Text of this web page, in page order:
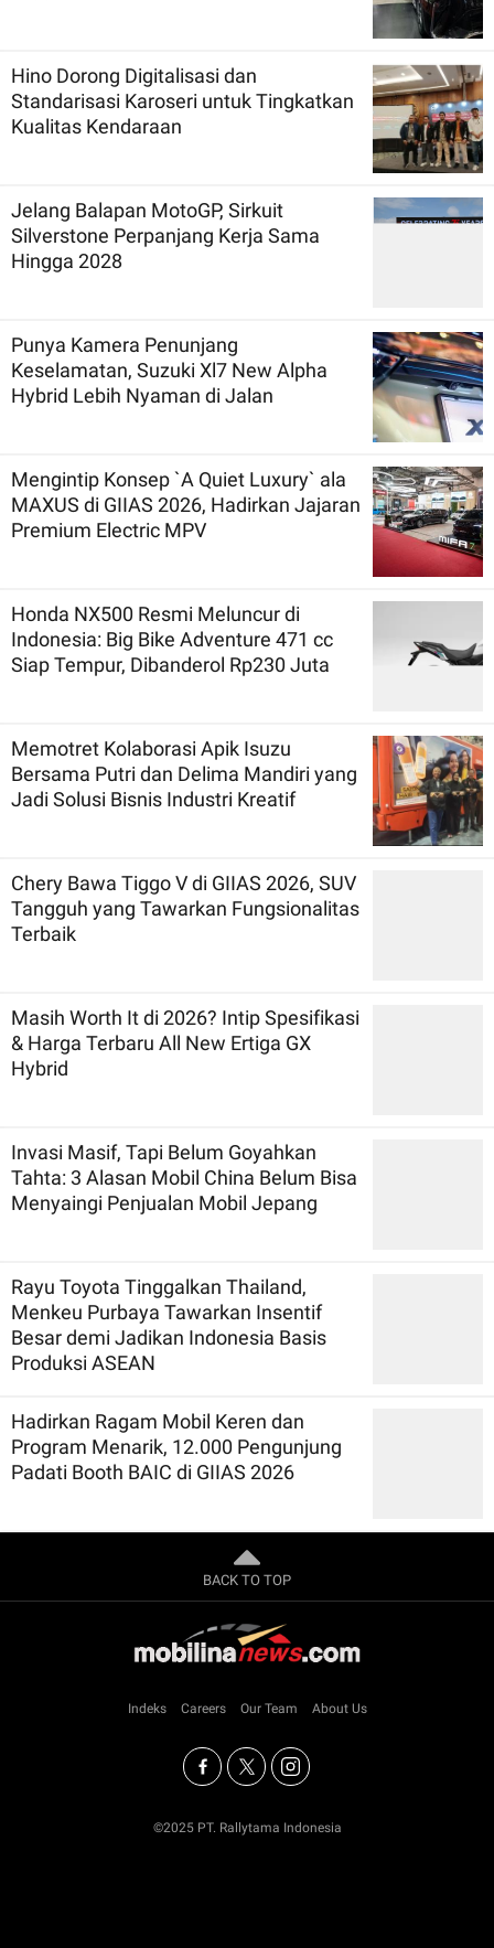
Hino Dorong Digitalisasi dan
Standarisasi Karoseri untuk Tingkatkan
Kualitas Kendaraan
Jelang Balapan MotoGP, Sirkuit
Silverstone Perpanjang Kerja Sama
Hingga 2028
Punya Kamera Penunjang
Keselamatan, Suzuki Xl7 New Alpha
Hybrid Lebih Nyaman di Jalan
Mengintip Konsep `A Quiet Luxury` ala
MAXUS di GIIAS 2026, Hadirkan Jajaran
Premium Electric MPV
Honda NX500 Resmi Meluncur di
Indonesia: Big Bike Adventure 471 cc
Siap Tempur, Dibanderol Rp230 Juta
Memotret Kolaborasi Apik Isuzu
Bersama Putri dan Delima Mandiri yang
Jadi Solusi Bisnis Industri Kreatif
Chery Bawa Tiggo V di GIIAS 2026, SUV
Tangguh yang Tawarkan Fungsionalitas
Terbaik
Masih Worth It di 2026? Intip Spesifikasi
& Harga Terbaru All New Ertiga GX
Hybrid
Invasi Masif, Tapi Belum Goyahkan
Tahta: 3 Alasan Mobil China Belum Bisa
Menyaingi Penjualan Mobil Jepang
Rayu Toyota Tinggalkan Thailand,
Menkeu Purbaya Tawarkan Insentif
Besar demi Jadikan Indonesia Basis
Produksi ASEAN
Hadirkan Ragam Mobil Keren dan
Program Menarik, 12.000 Pengunjung
Padati Booth BAIC di GIIAS 2026
BACK TO TOP
Indeks Careers Our Team About Us
©2025 PT. Rallytama Indonesia